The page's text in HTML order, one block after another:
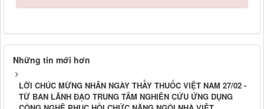
Những tin mới hơn
LỜI CHÚC MỪNG NHÂN NGÀY THẦY THUỐC VIỆT NAM 27/02 -
TỪ BAN LÃNH ĐẠO TRUNG TÂM NGHIÊN CỨU ỨNG DỤNG